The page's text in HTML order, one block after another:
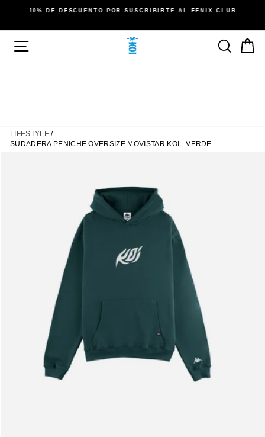
al
contenido
10% DE DESCUENTO POR SUSCRIBIRTE AL FENIX CLUB
LIFESTYLE /
SUDADERA PENICHE OVERSIZE MOVISTAR KOI - VERDE